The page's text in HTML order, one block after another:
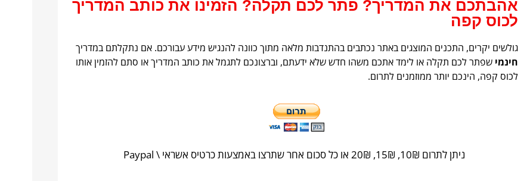
אהבתכם את המדריך? פתר לכם תקלה? הזמינו את כותב המדריך
לכוס קפה
גולשים יקרים, התכנים המוצגים באתר נכתבים בהתנדבות מלאה מתוך כוונה להנגיש מידע עבורכם. אם נתקלתם במדריך
חינמי שפתר לכם תקלה או לימד אתכם משהו חדש שלא ידעתם, וברצונכם לתגמל את כותב המדריך או סתם להזמין אותו
לכוס קפה, הינכם יותר ממוזמנים לתרום.
ניתן לתרום 10 ₪
, 15
₪
, 20
₪ או כל סכום אחר שתרצו באמצעות כרטיס אשראי \ Paypal